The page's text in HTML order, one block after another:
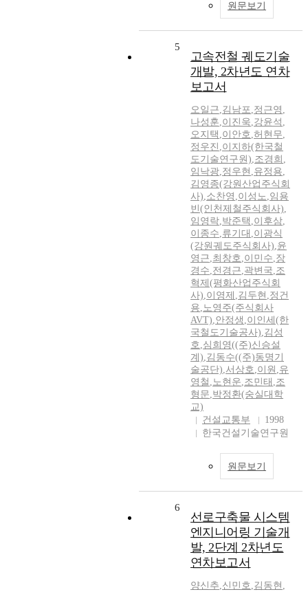
원문보기
5
고속전철 궤도기술
개발, 2차년도 연차
보고서
오일근,김남포,정근영 ,
나성훈,이진욱,강윤석 ,
오지택 ,이안호,허현무,
정우진 ,이지하(한국철
도기술연구원),조경희 ,
임낙광,정우현 ,유정용,
김영종(강원산업주식회
사),소찬영 ,이성노,임용
빈(인천제철주식회사),
임영락,박준택 ,이후삼,
이종수,류기대 ,이광식
(강원궤도주식회사),윤
영근,최창호,이민수,장
경수,전경근,곽변국,조
혁제(평화산업주식회
사),이영제 ,김두현 ,정건
용,노영주(주식회사
AVT),안정생 ,이인세(한
국철도기술공사),김성
호,심희영((주)신승설
계),김동수((주)동명기
술공단),서상호,이원 ,유
영철 ,노현운,조민태 ,조
형문,박정환(숭실대학
교)
건설교통부
1998
한국건설기술연구원
원문보기
6
선로구축물 시스템
엔지니어링 기술개
발, 2단계 2차년도
연차보고서
양신추,신민호,김동현 ,